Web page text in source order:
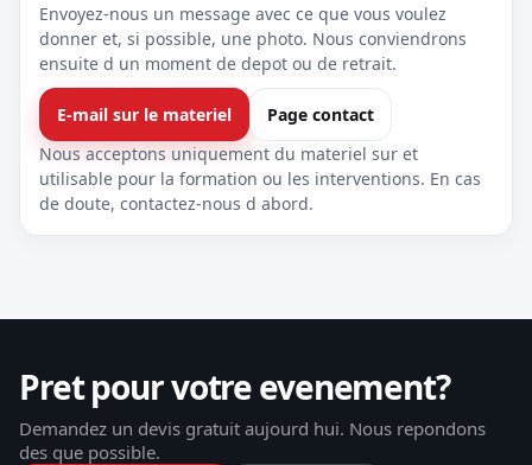
Envoyez-nous un message avec ce que vous voulez
donner et, si possible, une photo. Nous conviendrons
ensuite d un moment de depot ou de retrait.
E-mail sur le materiel
Page contact
Nous acceptons uniquement du materiel sur et
utilisable pour la formation ou les interventions. En cas
de doute, contactez-nous d abord.
Pret pour votre evenement?
Demandez un devis gratuit aujourd hui. Nous repondons
des que possible.